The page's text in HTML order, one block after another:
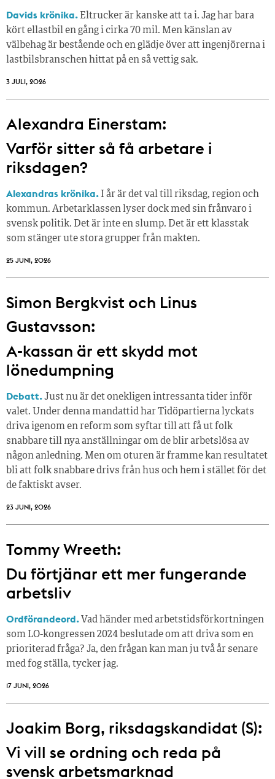
Davids krönika. Eltrucker är kanske att ta i. Jag har bara
kört ellastbil en gång i cirka 70 mil. Men känslan av
välbehag är bestående och en glädje över att ingenjörerna i
lastbilsbranschen hittat på en så vettig sak.
3 JULI, 2026
Alexandra Einerstam:
Varför sitter så få ­arbetare i
riksdagen?
Alexandras krönika. I år är det val till riksdag, region och
kommun. Arbetarklassen lyser dock med sin frånvaro i
svensk politik. Det är inte en slump. Det är ett klasstak
som stänger ute stora grupper från makt­en.
25 JUNI, 2026
Simon Bergkvist och Linus
Gustavsson:
A-kassan är ett skydd mot
lönedumpning
Debatt.Just nu är det onekligen intressanta tider inför
valet. Under denna mandattid har Tidöpartierna lyckats
driva igenom en reform som syftar till att få ut folk
snabbare till nya anställningar om de blir arbetslösa av
någon anledning. Men om oturen är framme kan resultatet
bli att folk snabbare drivs från hus och hem i stället för det
de faktiskt avser.
23 JUNI, 2026
Tommy Wreeth:
Du förtjänar ett mer fungerande
arbetsliv
Ordförandeord. Vad händer med arbetstidsförkortningen
som LO-kongressen 2024 beslutade om att driva som en
prioriterad fråga? Ja, den frågan kan man ju två år senare
med fog ställa, tycker jag.
17 JUNI, 2026
Joakim Borg, riksdagskandidat (S):
Vi vill se ordning och reda på
svensk arbetsmarknad